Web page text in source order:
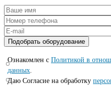
Ознакомлен с Политикой в
данных
Даю Согласие на обработку